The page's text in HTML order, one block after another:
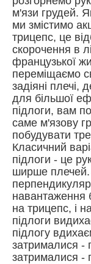
м'язи грудей.
ми змістимо
трицепс, це
скорочення в
французької
переміщаємо
задіяні плечі,
для більшої
підлоги, вам
саме м'язову
побудувати
Класичний
підлоги - це
ширше
навантаження
на трицепс, і
підлоги
підлогу
затрималися -
затрималися -